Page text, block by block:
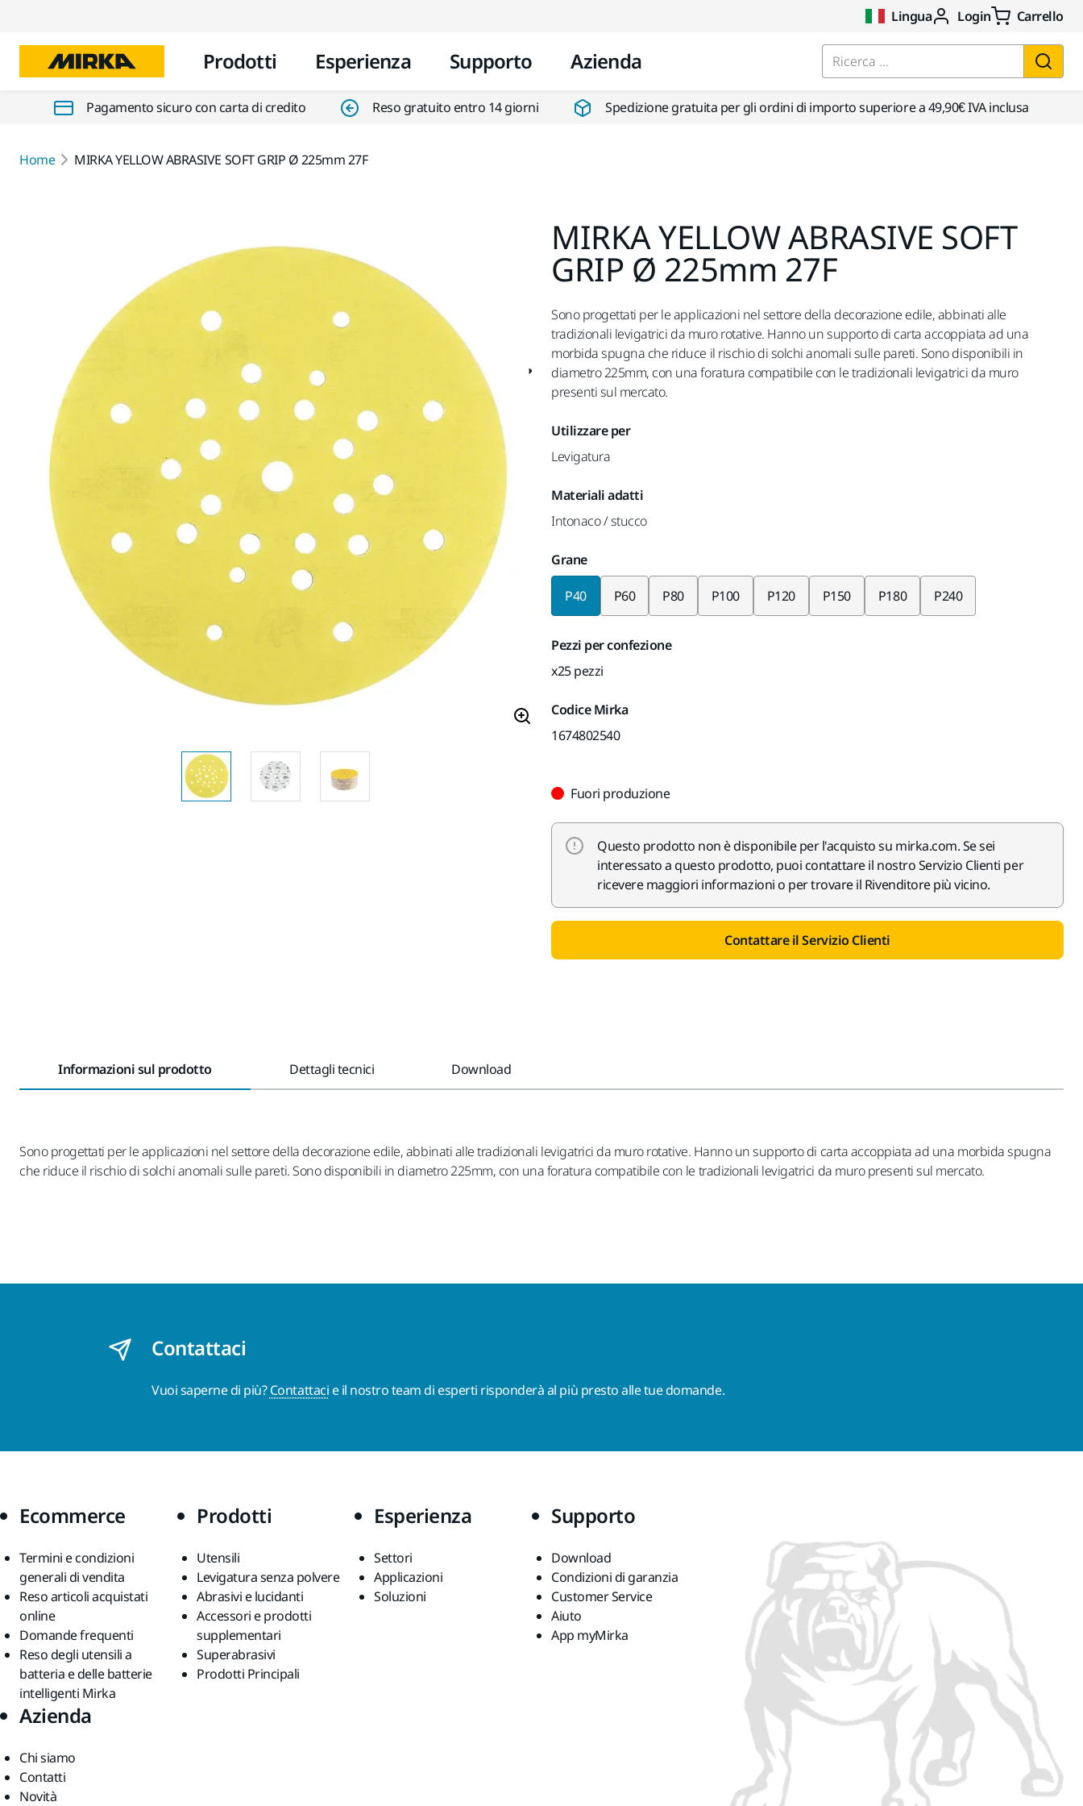
Lingua Login Carrello
Prodotti Esperienza Supporto Azienda Ricerca ...
Pagamento sicuro con carta di credito Reso gratuito entro 14 giorni Spedizione gratuita per gli ordini di importo superiore a 49,90€ IVA inclusa
Home MIRKA YELLOW ABRASIVE SOFT GRIP Ø 225mm 27F
MIRKA YELLOW ABRASIVE SOFT
GRIP Ø 225mm 27F
Sono progettati per le applicazioni nel settore della decorazione edile, abbinati alle
tradizionali levigatrici da muro rotative. Hanno un supporto di carta accoppiata ad una
morbida spugna che riduce il rischio di solchi anomali sulle pareti. Sono disponibili in
diametro 225mm, con una foratura compatibile con le tradizionali levigatrici da muro
presenti sul mercato.
Utilizzare per
Levigatura
Materiali adatti
Intonaco / stucco
Grane
P40 P60 P80 P100 P120 P150 P180 P240
Pezzi per confezione
x25 pezzi
Codice Mirka
1674802540
Fuori produzione
Questo prodotto non è disponibile per l'acquisto su mirka.com. Se sei
interessato a questo prodotto, puoi contattare il nostro Servizio Clienti per
ricevere maggiori informazioni o per trovare il Rivenditore più vicino.
Contattare il Servizio Clienti
Informazioni sul prodotto Dettagli tecnici Download
Sono progettati per le applicazioni nel settore della decorazione edile, abbinati alle tradizionali levigatrici da muro rotative. Hanno un supporto di carta accoppiata ad una morbida spugna
che riduce il rischio di solchi anomali sulle pareti. Sono disponibili in diametro 225mm, con una foratura compatibile con le tradizionali levigatrici da muro presenti sul mercato.
Contattaci
Vuoi saperne di più?Contattaci e il nostro team di esperti risponderà al più presto alle tue domande.
Ecommerce
Termini e condizioni
generali di vendita
Reso articoli acquistati
online
Domande frequenti
Reso degli utensili a
batteria e delle batterie
intelligenti Mirka
Prodotti
Utensili
Levigatura senza polvere
Abrasivi e lucidanti
Accessori e prodotti
supplementari
Superabrasivi
Prodotti Principali
Esperienza
Settori
Applicazioni
Soluzioni
Supporto
Download
Condizioni di garanzia
Customer Service
Aiuto
App myMirka
Azienda
Chi siamo
Contatti
Novità